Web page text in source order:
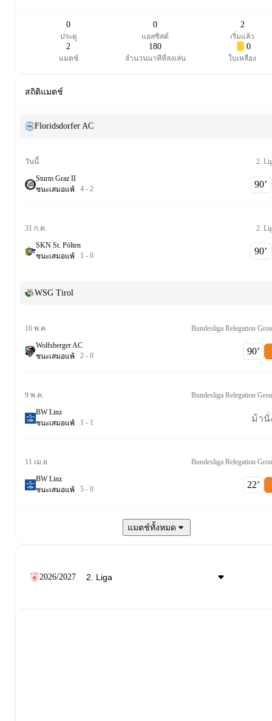
0
ประตู
0
แอสซิสต์
2
เริ่มแล้ว
2
แมตช์
180
จำนวนนาทีที่ลงเล่น
0
ใบเหลือง
สถิติแมตช์
Floridsdorfer AC
วันนี้ 2.
Sturm Graz II
ชนะเสมอแพ้ 4 - 2 90‎’‎
31 ก.ค. 2.
SKN St. Pölten
ชนะเสมอแพ้ 1 - 0 90‎’‎
WSG Tirol
16 พ.ค. Bundesliga Relegation
Wolfsberger AC
ชนะเสมอแพ้ 2 - 0 90‎’‎
9 พ.ค. Bundesliga Relegation
BW Linz
ชนะเสมอแพ้ 1 - 1 ม้านั่
11 เม.ย. Bundesliga Relegation
BW Linz
ชนะเสมอแพ้ 5 - 0 22‎’‎
แมตช์ทั้งหมด
2026/2027